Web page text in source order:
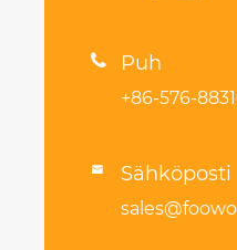
 Puh
+86-576-
 Sähköposti